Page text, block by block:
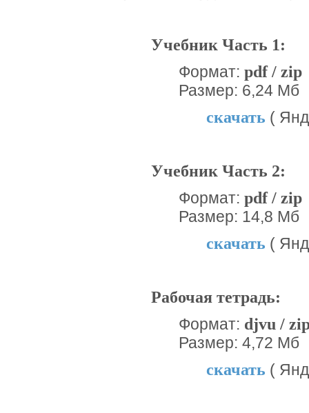
Учебник Часть 1:
Формат: pdf / zip
Размер: 6,24 Мб
скачать (
Учебник Часть 2:
Формат: pdf / zip
Размер: 14,8 Мб
скачать (
Рабочая тетрадь:
Формат: djvu /
Размер: 4,72 Мб
скачать (